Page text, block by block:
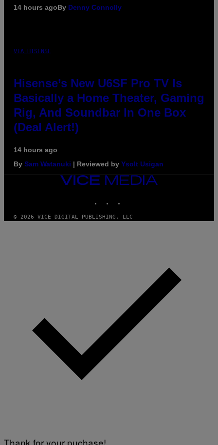
14 hours agoBy Denny Connolly
VIA HISENSE
Hisense’s New U6SF Pro TV Is
Basically a Home Theater, Gaming
Rig, And Soundbar In One Box
(Deal Alert!)
14 hours ago
By Sam Watanuki | Reviewed by Ysolt Usigan
VICE
MEDIA
© 2026 VICE DIGITAL PUBLISHING, LLC
Thank for your puchase!